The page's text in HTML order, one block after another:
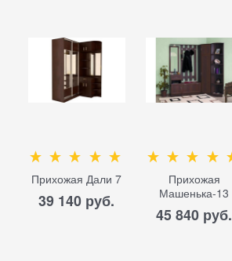
Прихожая Дали 7
39 140 руб.
Прихожая
Машенька-13
45 840 руб.